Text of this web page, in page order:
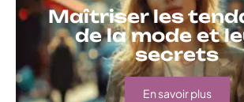
Maîtriser les
de la mode et
secrets
En savoir plus